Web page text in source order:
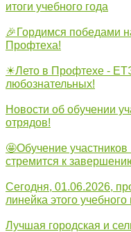
итоги учебного года
🎉Гордимся победами
Профтеха!
☀Лето в Профтехе -
любознательных!
Новости об обучении
отрядов!
🤩Обучение участников
стремится к
Сегодня, 01.06.2026,
линейка этого учебного
Лучшая городская и